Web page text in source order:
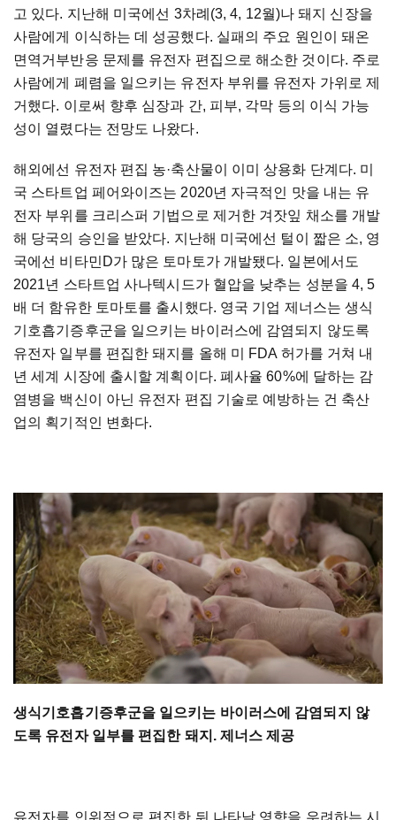
고 있다. 지난해 미국에선 3차례(3, 4, 12월)나 돼지 신장을
사람에게 이식하는 데 성공했다. 실패의 주요 원인이 돼온
면역거부반응 문제를 유전자 편집으로 해소한 것이다. 주로
사람에게 폐렴을 일으키는 유전자 부위를 유전자 가위로 제
거했다. 이로써 향후 심장과 간, 피부, 각막 등의 이식 가능
성이 열렸다는 전망도 나왔다.
해외에선 유전자 편집 농·축산물이 이미 상용화 단계다. 미
국 스타트업 페어와이즈는 2020년 자극적인 맛을 내는 유
전자 부위를 크리스퍼 기법으로 제거한 겨잣잎 채소를 개발
해 당국의 승인을 받았다. 지난해 미국에선 털이 짧은 소, 영
국에선 비타민D가 많은 토마토가 개발됐다. 일본에서도
2021년 스타트업 사나텍시드가 혈압을 낮추는 성분을 4, 5
배 더 함유한 토마토를 출시했다. 영국 기업 제너스는 생식
기호흡기증후군을 일으키는 바이러스에 감염되지 않도록
유전자 일부를 편집한 돼지를 올해 미 FDA 허가를 거쳐 내
년 세계 시장에 출시할 계획이다. 폐사율 60%에 달하는 감
염병을 백신이 아닌 유전자 편집 기술로 예방하는 건 축산
업의 획기적인 변화다.
생식기호흡기증후군을 일으키는 바이러스에 감염되지 않
도록 유전자 일부를 편집한 돼지. 제너스 제공
유전자를 인위적으로 편집한 뒤 나타날 영향을 우려하는 시